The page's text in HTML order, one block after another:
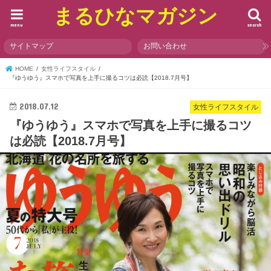
まるひなマガジン search
menu
サイトマップ お問い合わせ
HOME
女性ライフスタイル
『ゆうゆう』スマホで写真を上手に撮るコツは必読【2018.7月号】
女性ライフスタイル
2018.07.12
『ゆうゆう』スマホで写真を上手に撮るコツ
は必読【2018.7月号】